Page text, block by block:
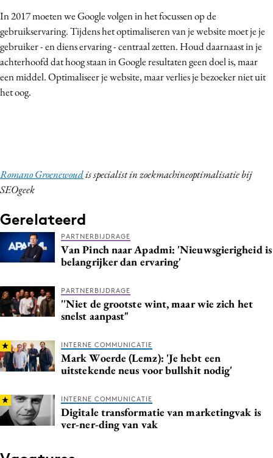
In 2017 moeten we Google volgen in het focussen op de
gebruikservaring. Tijdens het optimaliseren van je website moet je je
gebruiker - en diens ervaring - centraal zetten. Houd daarnaast in je
achterhoofd dat hoog staan in Google resultaten geen doel is, maar
een middel. Optimaliseer je website, maar verlies je bezoeker niet uit
het oog.
Romano Groenewoudis specialist in zoekmachineoptimalisatie bij
SEOgeek
Gerelateerd
PARTNERBIJDRAGE
Van Pinch naar Apadmi: 'Nieuwsgierigheid is
belangrijker dan ervaring'
PARTNERBIJDRAGE
''Niet de grootste wint, maar wie zich het
snelst aanpast"
INTERNE COMMUNICATIE
Mark Woerde (Lemz): 'Je hebt een
uitstekende neus voor bullshit nodig'
INTERNE COMMUNICATIE
Digitale transformatie van marketingvak is
ver-ner-ding van vak